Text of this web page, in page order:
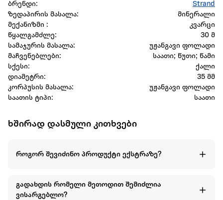
ბრენდი:
Strand
ზედაპირის მასალა:
მინერალი
მექანიზმი :
კვარცი
წყალგამძლე:
30 მ
სამაჯურის მასალა:
უჟანგავი ფოლადი
მაჩვენებლები:
საათი; წუთი; წამი
სქესი:
ქალი
დიამეტრი:
35 მმ
კორპუსის მასალა:
უჟანგავი ფოლადი
საათის ტიპი:
საათი
ხშირად დასმული კითხვები
როგორ შევიძინო პროდუქტი ექსტრაზე?
გადახდის რომელი მეთოდით შემიძლია
ვისარგებლო?